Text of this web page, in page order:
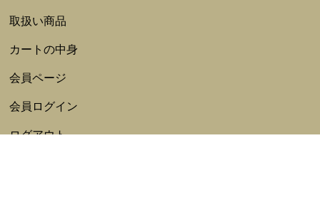
取扱い商品
カートの中身
会員ページ
会員ログイン
ログアウト